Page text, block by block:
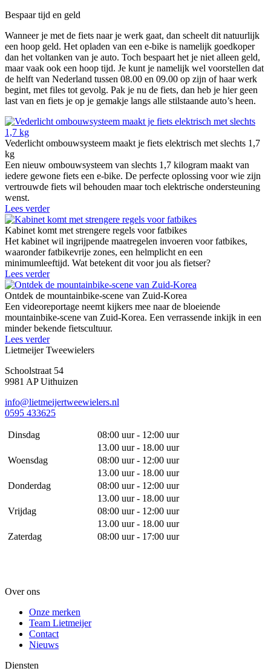
Bespaar tijd en geld
Wanneer je met de fiets naar je werk gaat, dan scheelt dit natuurlijk
een hoop geld. Het opladen van een e-bike is namelijk goedkoper
dan het voltanken van je auto. Toch bespaart het je niet alleen geld,
maar vaak ook een hoop tijd. Je kunt je namelijk wel voorstellen dat
de helft van Nederland tussen 08.00 en 09.00 op zijn of haar werk
begint, met files tot gevolg. Pak je nu de fiets, dan heb je hier geen
last van en fiets je op je gemakje langs alle stilstaande auto’s heen.
Vederlicht ombouwsysteem maakt je fiets elektrisch met slechts 1,7
kg
Een nieuw ombouwsysteem van slechts 1,7 kilogram maakt van
iedere gewone fiets een e-bike. De perfecte oplossing voor wie zijn
vertrouwde fiets wil behouden maar toch elektrische ondersteuning
wenst.
Lees verder
Kabinet komt met strengere regels voor fatbikes
Het kabinet wil ingrijpende maatregelen invoeren voor fatbikes,
waaronder fatbikevrije zones, een helmplicht en een
minimumleeftijd. Wat betekent dit voor jou als fietser?
Lees verder
Ontdek de mountainbike-scene van Zuid-Korea
Een videoreportage neemt kijkers mee naar de bloeiende
mountainbike-scene van Zuid-Korea. Een verrassende inkijk in een
minder bekende fietscultuur.
Lees verder
Lietmeijer Tweewielers
Schoolstraat 54
9981 AP Uithuizen
info@lietmeijertweewielers.nl
0595 433625
Dinsdag
08:00 uur - 12:00 uur
13.00 uur - 18.00 uur
Woensdag
08:00 uur - 12:00 uur
13.00 uur - 18.00 uur
Donderdag
08:00 uur - 12:00 uur
13.00 uur - 18.00 uur
Vrijdag
08:00 uur - 12:00 uur
13.00 uur - 18.00 uur
Zaterdag
08:00 uur - 17:00 uur
Over ons
Onze merken
Team Lietmeijer
Contact
Nieuws
Diensten